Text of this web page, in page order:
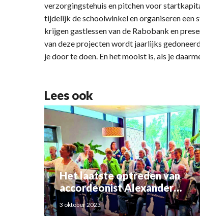
verzorgingstehuis en pitchen voor
tijdelijk de schoolwinkel en organiseren een
krijgen gastlessen van de Rabobank en
van deze projecten wordt jaarlijks
je door te doen. En het mooist is, als je
Lees ook
Het laatste optreden van
accordeonist Alexander
Schoemaker
3 oktober 2025